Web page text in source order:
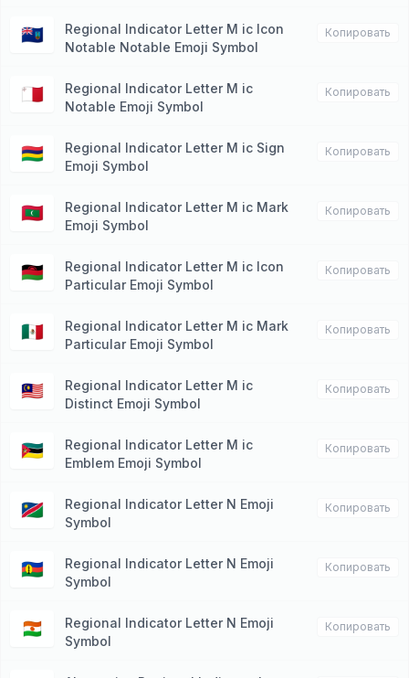
🇲🇸
Regional Indicator Letter M ic Icon
Notable Notable Emoji Symbol
Копировать
🇲🇹
Regional Indicator Letter M ic
Notable Emoji Symbol
Копировать
🇲🇺
Regional Indicator Letter M ic Sign
Emoji Symbol
Копировать
🇲🇻
Regional Indicator Letter M ic Mark
Emoji Symbol
Копировать
🇲🇼
Regional Indicator Letter M ic Icon
Particular Emoji Symbol
Копировать
🇲🇽
Regional Indicator Letter M ic Mark
Particular Emoji Symbol
Копировать
🇲🇾
Regional Indicator Letter M ic
Distinct Emoji Symbol
Копировать
🇲🇿
Regional Indicator Letter M ic
Emblem Emoji Symbol
Копировать
🇳🇦
Regional Indicator Letter N Emoji
Symbol
Копировать
🇳🇨
Regional Indicator Letter N Emoji
Symbol
Копировать
🇳🇪
Regional Indicator Letter N Emoji
Symbol
Копировать